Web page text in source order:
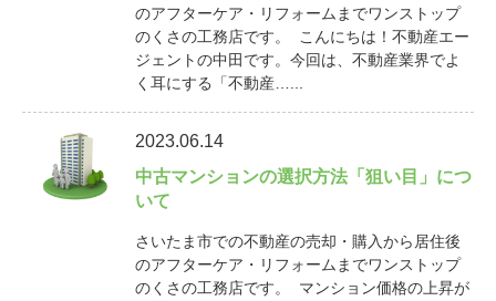
のアフターケア・リフォームまでワンストップ
のくさの工務店です。 こんにちは！不動産エー
ジェントの中田です。今回は、不動産業界でよ
く耳にする「不動産…...
2023.06.14
中古マンションの選択方法「狙い目」につ
いて
さいたま市での不動産の売却・購入から居住後
のアフターケア・リフォームまでワンストップ
のくさの工務店です。 マンション価格の上昇が